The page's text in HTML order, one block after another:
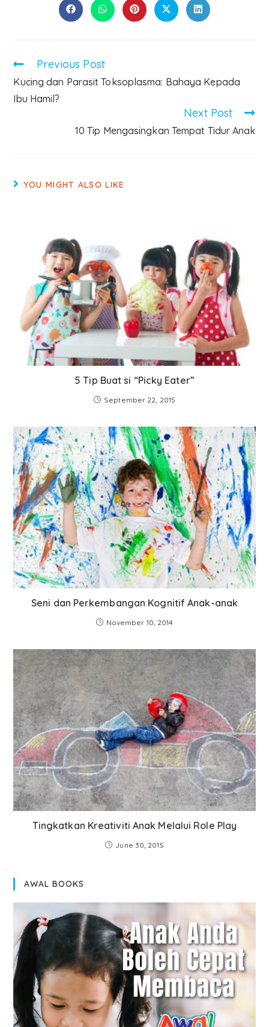
Previous Post
Kucing dan Parasit Toksoplasma: Bahaya Kepada
Ibu Hamil?
Next Post
10 Tip Mengasingkan Tempat Tidur Anak
YOU MIGHT ALSO LIKE
5 Tip Buat si “Picky Eater”
September 22, 2015
Seni dan Perkembangan Kognitif Anak-anak
November 10, 2014
Tingkatkan Kreativiti Anak Melalui Role Play
June 30, 2015
AWAL BOOKS